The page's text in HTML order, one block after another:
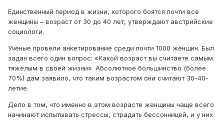
Единственный период в жизни, которого боятся почти все
женщины – возраст от 30 до 40 лет, утверждают австрийские
социологи.
Ученые провели анкетирование среди почти 1000 женщин. Был
задан всего один вопрос: «Какой возраст вы считаете самым
тяжелым в своей жизни». Абсолютное большинство (более
70%) дам заявило, что таким возрастом они считают 30-40-
летие.
Дело в том, что именно в этом возрасте женщины чаще всего
начинают испытывать стрессы, страдать бессонницей, и у них